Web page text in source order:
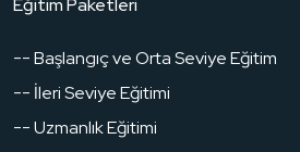
Eğitim Paketleri
-- Başlangıç ve Orta Seviye Eğitim
-- İleri Seviye Eğitimi
-- Uzmanlık Eğitimi